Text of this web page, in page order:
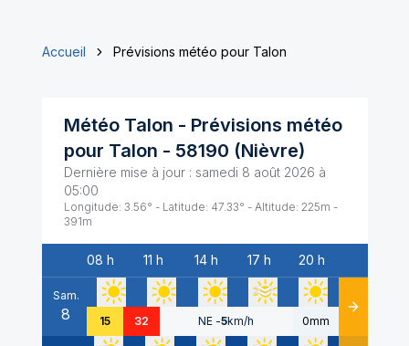
Accueil Prévisions météo pour Talon
Météo Talon - Prévisions météo
pour Talon - 58190 (Nièvre)
Dernière mise à jour : samedi 8 août 2026 à
05:00
Longitude: 3.56° - Latitude: 47.33° - Altitude: 225m -
391m
Date
08 h 11 h 14 h 17 h 20 h
Sam.
8 15 32 NE -5km/h 0mm Détails